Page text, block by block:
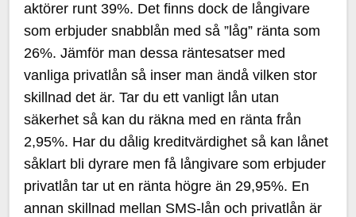
aktörer runt 39%. Det finns dock de långivare
som erbjuder snabblån med så ”låg” ränta som
26%. Jämför man dessa räntesatser med
vanliga privatlån så inser man ändå vilken stor
skillnad det är. Tar du ett vanligt lån utan
säkerhet så kan du räkna med en ränta från
2,95%. Har du dålig kreditvärdighet så kan lånet
såklart bli dyrare men få långivare som erbjuder
privatlån tar ut en ränta högre än 29,95%. En
annan skillnad mellan SMS-lån och privatlån är